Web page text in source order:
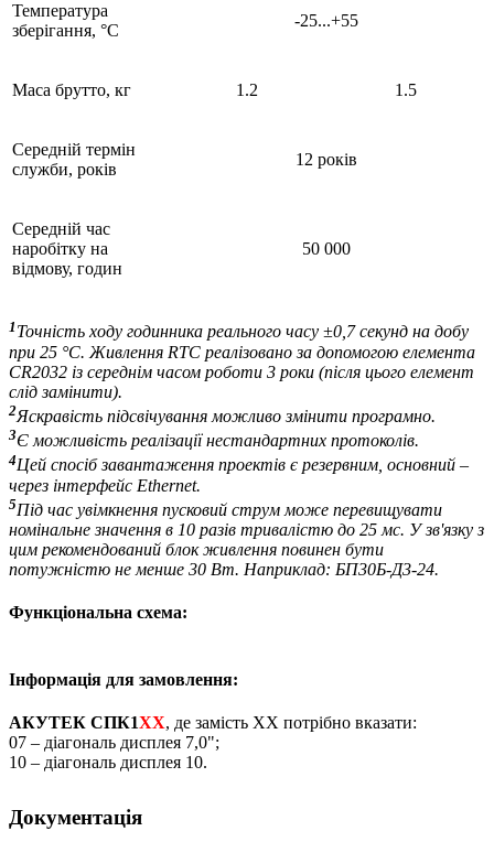
Температура
зберігання, °C
-25...+55
Маса брутто, кг 1.2 1.5
Середній термін
служби, років
12 років
Середній час
наробітку на
відмову, годин
50 000
1 Точність ходу годинника реального часу ±0,7 секунд на добу
при 25 °C. Живлення RTC реалізовано за допомогою елемента
CR2032 із середнім часом роботи 3 роки (після цього елемент
слід замінити).
2Яскравість підсвічування можливо змінити програмно.
3Є можливість реалізації нестандартних протоколів.
4Цей спосіб завантаження проектів є резервним, основний –
через інтерфейс Ethernet.
5Під час увімкнення пусковий струм може перевищувати
номінальне значення в 10 разів тривалістю до 25 мс. У зв'язку з
цим рекомендований блок живлення повинен бути
потужністю не менше 30 Вт. Наприклад: БП30Б-Д3-24.
Функціональна схема:
Інформація для замовлення:
АКУТЕК СПК1ХХ, де замість ХХ потрібно вказати:
07 – діагональ дисплея 7,0";
10 – діагональ дисплея 10.
Документація